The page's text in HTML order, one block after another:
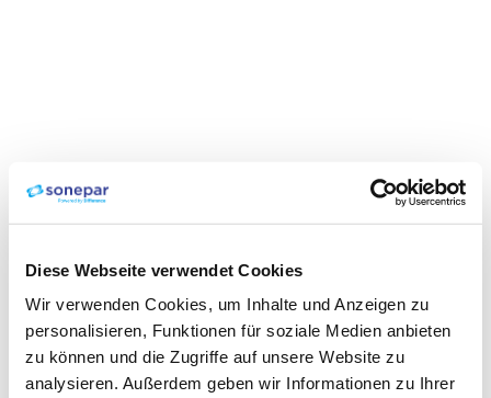
Diese Webseite verwendet Cookies
Wir verwenden Cookies, um Inhalte und Anzeigen zu
personalisieren, Funktionen für soziale Medien anbieten
zu können und die Zugriffe auf unsere Website zu
analysieren. Außerdem geben wir Informationen zu Ihrer